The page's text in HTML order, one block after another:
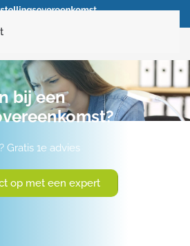
bij een
Gratis 1e advies
op met een expert